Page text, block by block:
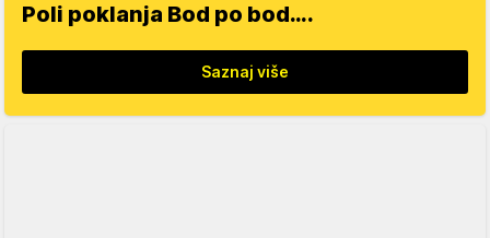
Poli poklanja Bod po bod….
Saznaj više